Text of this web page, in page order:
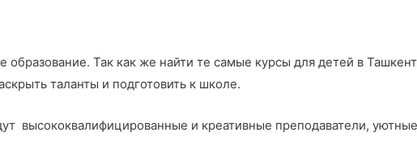
Так как же найти те самые курсы для детей в
таланты и подготовить к школе.
высококвалифицированные и креативные преподаватели,